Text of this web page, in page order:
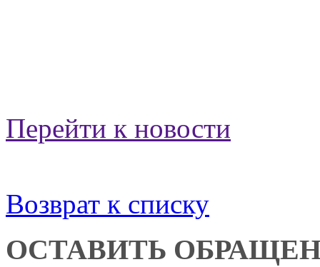
Перейти к новости
Возврат к списку
ОСТАВИТЬ